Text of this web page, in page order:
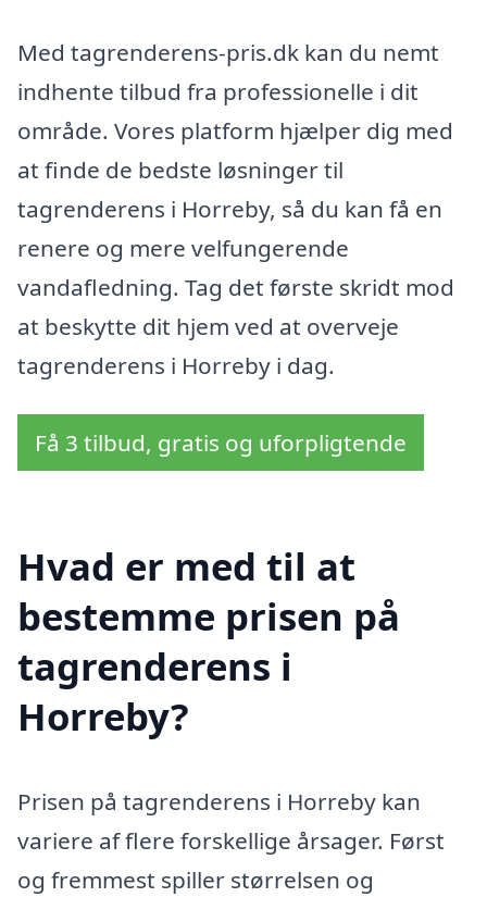
Med tagrenderens-pris.dk kan du nemt
indhente tilbud fra professionelle i dit
område. Vores platform hjælper dig med
at finde de bedste løsninger til
tagrenderens i Horreby, så du kan få en
renere og mere velfungerende
vandafledning. Tag det første skridt mod
at beskytte dit hjem ved at overveje
tagrenderens i Horreby i dag.
Få 3 tilbud, gratis og uforpligtende
Hvad er med til at
bestemme prisen på
tagrenderens i
Horreby?
Prisen på tagrenderens i Horreby kan
variere af flere forskellige årsager. Først
og fremmest spiller størrelsen og